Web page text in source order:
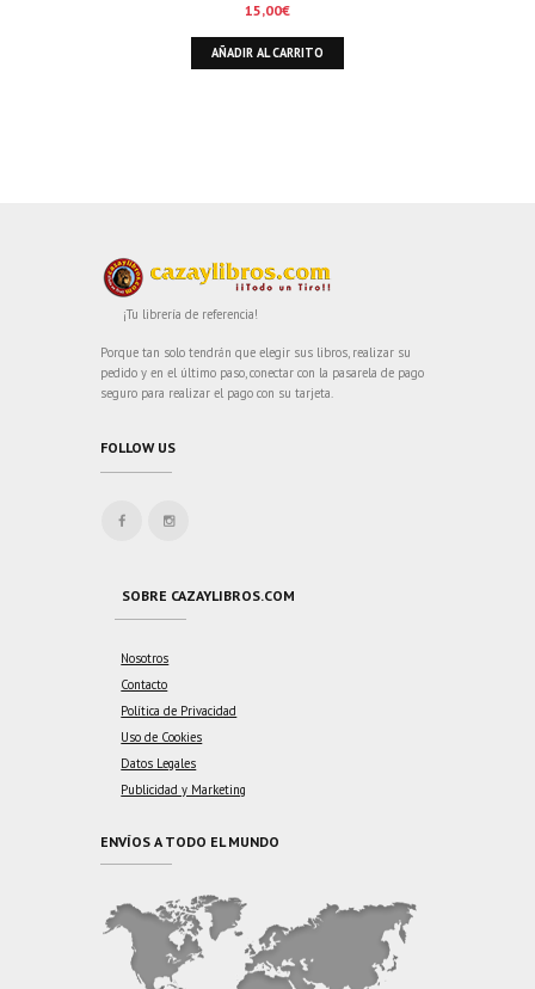
15,00€
AÑADIR AL CARRITO
¡Tu librería de referencia!
Porque tan solo tendrán que elegir sus libros, realizar su
pedido y en el último paso, conectar con la pasarela de pago
seguro para realizar el pago con su tarjeta.
FOLLOW US
SOBRE CAZAYLIBROS.COM
Nosotros
Contacto
Política de Privacidad
Uso de Cookies
Datos Legales
Publicidad y Marketing
ENVÍOS A TODO EL MUNDO